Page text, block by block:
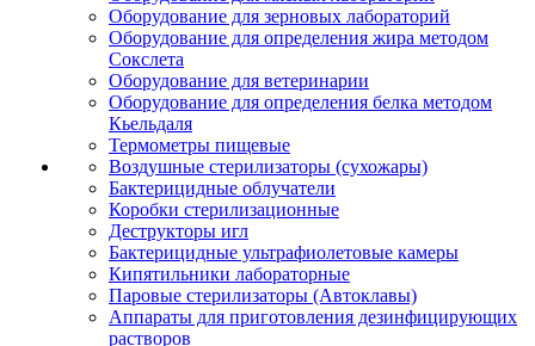
Оборудование для зерновых лабораторий
Оборудование для определения жира методом
Сокслета
Оборудование для ветеринарии
Оборудование для определения белка методом
Кьельдаля
Термометры пищевые
Воздушные стерилизаторы (сухожары)
Бактерицидные облучатели
Коробки стерилизационные
Деструкторы игл
Бактерицидные ультрафиолетовые камеры
Кипятильники лабораторные
Паровые стерилизаторы (Автоклавы)
Аппараты для приготовления дезинфицирующих
растворов